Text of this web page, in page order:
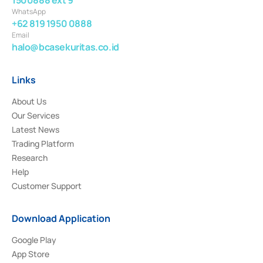
WhatsApp
+62 819 1950 0888
Email
halo@bcasekuritas.co.id
Links
About Us
Our Services
Latest News
Trading Platform
Research
Help
Customer Support
Download Application
Google Play
App Store